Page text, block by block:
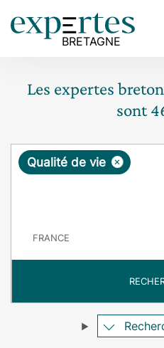
Les expertes
sont
R
ê
e
×
Qualité de vie